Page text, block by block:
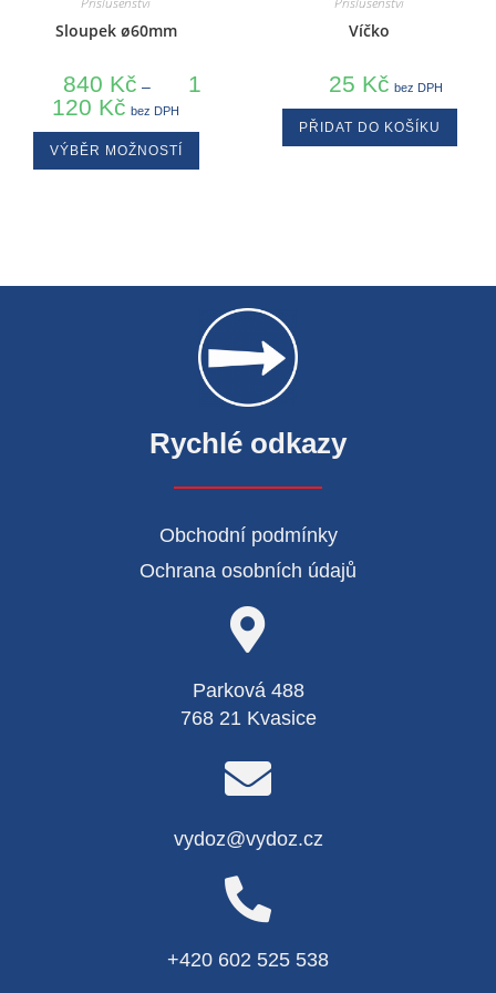
Sloupek ø60mm
840 Kč –
1
120 Kč bez DPH
VÝBĚR MOŽNOSTÍ
Víčko
25 Kč bez DPH
PŘIDAT DO KOŠÍKU
Rychlé odkazy
Obchodní podmínky
Ochrana osobních údajů
Parková 488
768 21 Kvasice
vydoz@vydoz.cz
+420 602 525 538